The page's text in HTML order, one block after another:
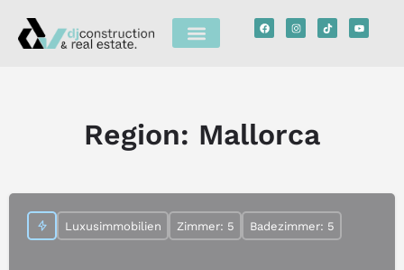
Region: Mallorca
Luxusimmobilien Zimmer: 5 Badezimmer: 5